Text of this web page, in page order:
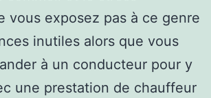
vous exposez pas à ce genre
inutiles alors que vous
à un conducteur pour y
une prestation de chauffeur